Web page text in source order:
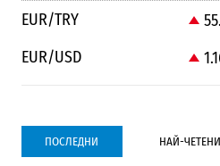
EUR/TRY
EUR/USD
ПОСЛЕДНИ НАЙ-ЧЕТЕНИ